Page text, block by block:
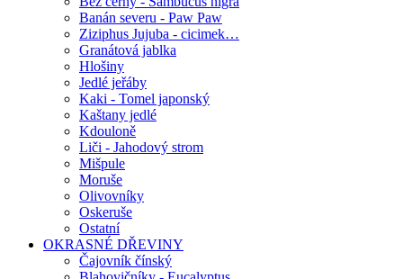
Banán severu - Paw Paw
Ziziphus Jujuba - cicimek…
Granátová jablka
Hlošiny
Jedlé jeřáby
Kaki - Tomel japonský
Kaštany jedlé
Kdouloně
Liči - Jahodový strom
Mišpule
Moruše
Olivovníky
Oskeruše
Ostatní
OKRASNÉ DŘEVINY
Čajovník čínský